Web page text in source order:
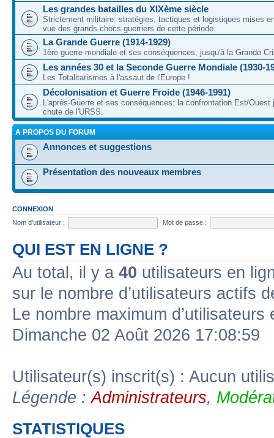
Les grandes batailles du XIXème siècle
Strictement militaire: stratégies, tactiques et logistiques mises
vue des grands chocs guerriers de cette période.
La Grande Guerre (1914-1929)
1ère guerre mondiale et ses conséquences, jusqu'à la Grande
Les années 30 et la Seconde Guerre Mondiale (1930-
Les Totalitarismes à l'assaut de l'Europe !
Décolonisation et Guerre Froide (1946-1991)
L'après-Guerre et ses conséquences: la confrontation Est/Ouest
chute de l'URSS.
A PROPOS DU FORUM
Annonces et suggestions
Présentation des nouveaux membres
CONNEXION
Nom d’utilisateur :
Mot de passe :
QUI EST EN LIGNE ?
Au total, il y a 40 utilisateurs en
sur le nombre d’utilisateurs actifs
Le nombre maximum
Dimanche 02 Août 2026 17:08:59
Utilisateur(s) inscrit(s) : Aucun
Légende :Administrateurs,
STATISTIQUES